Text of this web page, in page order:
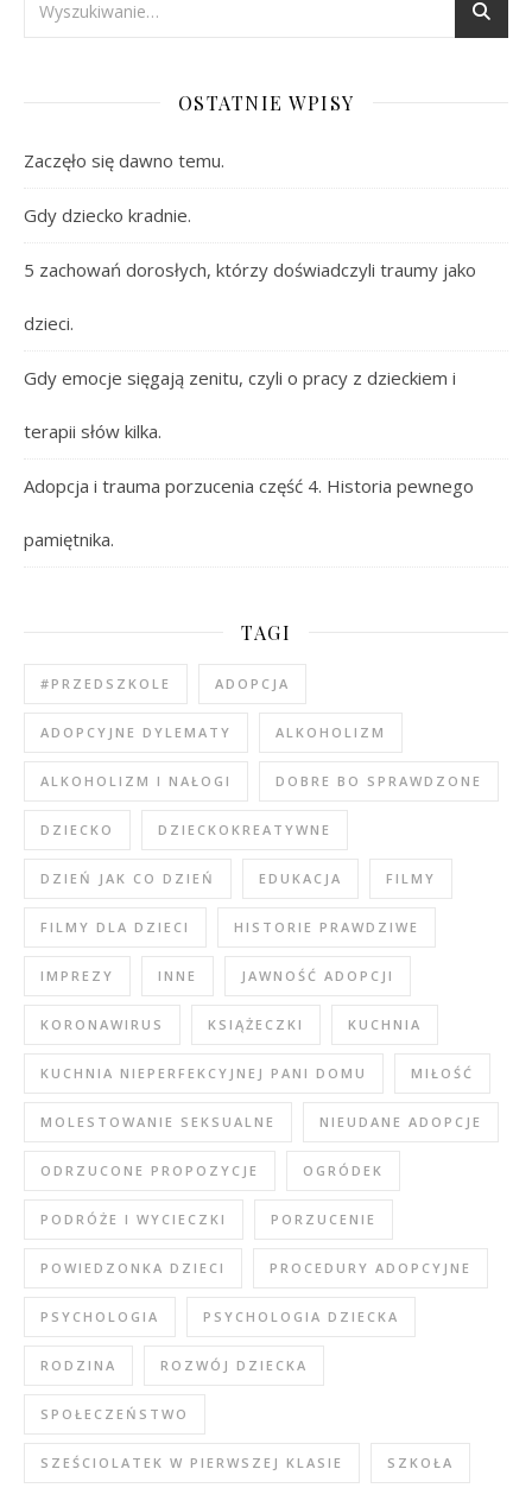
OSTATNIE WPISY
Zaczęło się dawno temu.
Gdy dziecko kradnie.
5 zachowań dorosłych, którzy doświadczyli traumy jako
dzieci.
Gdy emocje sięgają zenitu, czyli o pracy z dzieckiem i
terapii słów kilka.
Adopcja i trauma porzucenia część 4. Historia pewnego
pamiętnika.
TAGI
#PRZEDSZKOLE ADOPCJA
ADOPCYJNE DYLEMATY ALKOHOLIZM
ALKOHOLIZM I NAŁOGI DOBRE BO SPRAWDZONE
DZIECKO DZIECKOKREATYWNE
DZIEŃ JAK CO DZIEŃ EDUKACJA FILMY
FILMY DLA DZIECI HISTORIE PRAWDZIWE
IMPREZY INNE JAWNOŚĆ ADOPCJI
KORONAWIRUS KSIĄŻECZKI KUCHNIA
KUCHNIA NIEPERFEKCYJNEJ PANI DOMU MIŁOŚĆ
MOLESTOWANIE SEKSUALNE NIEUDANE ADOPCJE
ODRZUCONE PROPOZYCJE OGRÓDEK
PODRÓŻE I WYCIECZKI PORZUCENIE
POWIEDZONKA DZIECI PROCEDURY ADOPCYJNE
PSYCHOLOGIA PSYCHOLOGIA DZIECKA
RODZINA ROZWÓJ DZIECKA
SPOŁECZEŃSTWO
SZEŚCIOLATEK W PIERWSZEJ KLASIE SZKOŁA